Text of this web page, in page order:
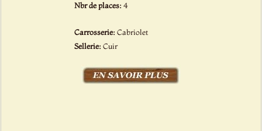
Nbr de places:4
Carrosserie:Cabriolet
Sellerie:Cuir